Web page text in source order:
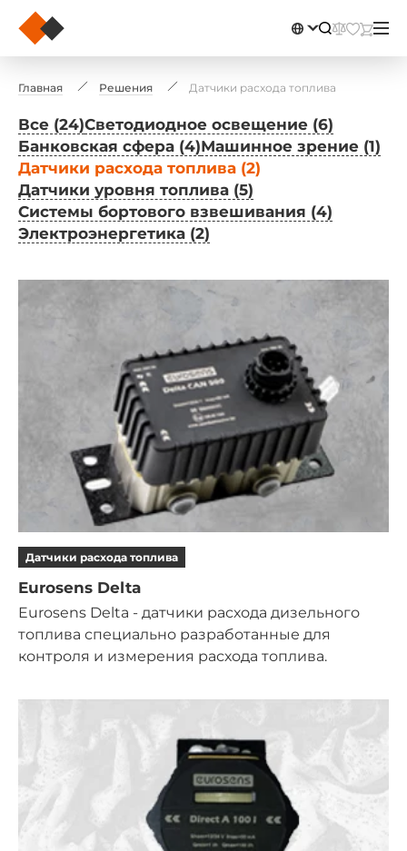
Главная Решения Датчики расхода топлива
Все (24)Светодиодное освещение (6)
Банковская сфера (4)Машинное зрение (1)
Датчики расхода топлива (2)
Датчики уровня топлива (5)
Системы бортового взвешивания (4)
Электроэнергетика (2)
Датчики расхода топлива
Eurosens Delta
Eurosens Delta - датчики расхода дизельного
топлива специально разработанные для
контроля и измерения расхода топлива.